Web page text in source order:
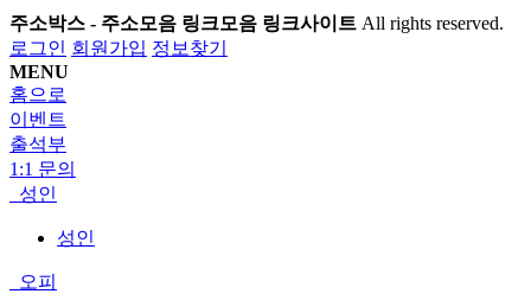
주소박스 - 주소모음 링크모음 링크사이트 All rights reserved.
로그인 회원가입 정보찾기
MENU
홈으로
이벤트
출석부
1:1 문의
성인
성인
오피